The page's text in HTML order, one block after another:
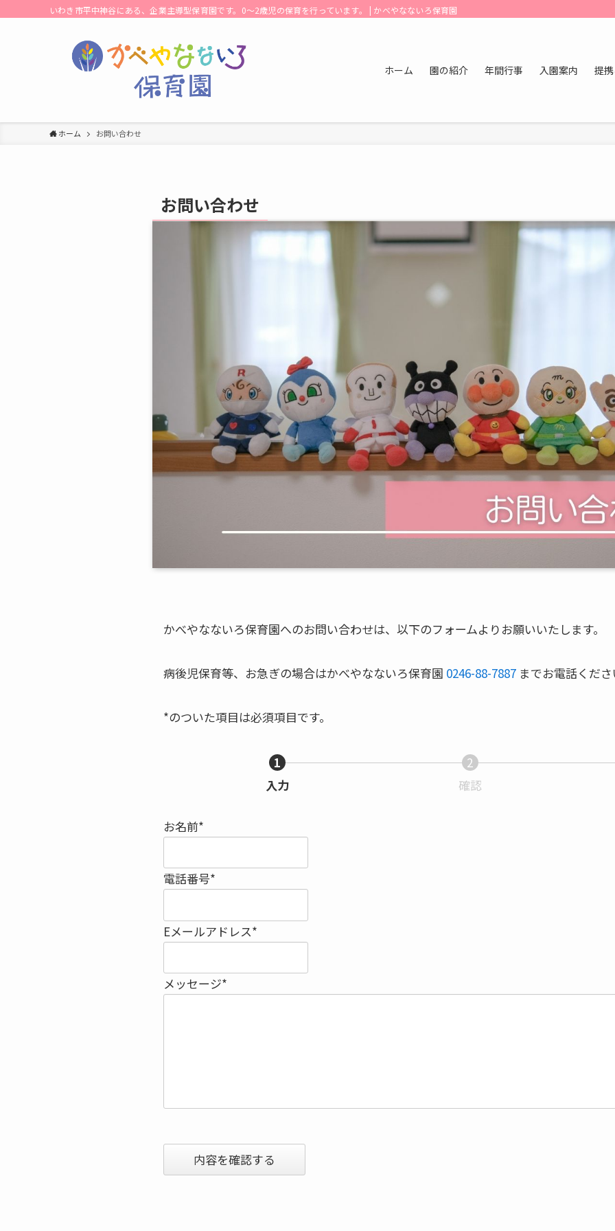
いわき市平中神谷にある、企業主導型保育園です。0～2歳児の保育を行っています。 | かべやなないろ保育園
ホーム 園の紹介 年間行事 入園案内 提
ホーム お問い合わせ
お問い合わせ
かべやなないろ保育園へのお問い合わせは、以下のフォームよりお願いいたします。
病後児保育等、お急ぎの場合はかべやなないろ保育園 0246-88-7887 までお電話くださ
*のついた項目は必須項目です。
1
入力
2
確認
お名前*
電話番号*
Eメールアドレス*
メッセージ*
内容を確認する